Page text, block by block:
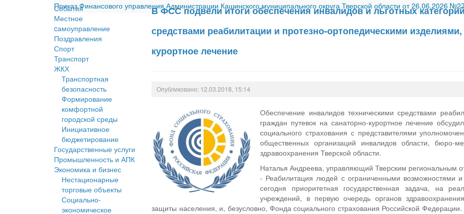
Приказ Финансового управления Администрации Кашинского муниципального округа Тверской области от 26.06.2026
События
Местное
cамоуправление
Поздравления
Спорт
Транспорт
ЖКХ
Транспортная
безопасность
Формирование
комфортной
городской среды
Инициативное
бюджетирование
Государственные услуги
Промышленность и АПК
Экономика и бизнес
Нестационарные
торговые объекты
Социально-
экономическое
В ФСС подвели итоги обеспечения инвалидов и льготных
средствами реабилитации и протезно-ортопедическими
курортное лечение
Опубликовано: 12.03.2018, 15:14
Обеспечение инвалидов техническими средствами
граждан путевок на санаторно-курортное лечение
социального страхования с представителями
общественных организаций инвалидов области, бюро-
здравоохранения Тверской области.
Наталья Андреева, управляющий Тверским региональным
- Реабилитация людей с ограниченными возможностями
сегодня приоритетная государственная задача, на
учреждений, в первую очередь органов
защиты населения, и, безусловно, Фонда социального страхования Российской